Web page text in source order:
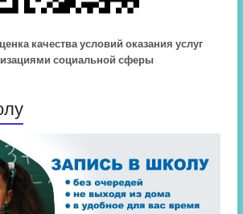
качества условий оказания услуг
социальной сферы